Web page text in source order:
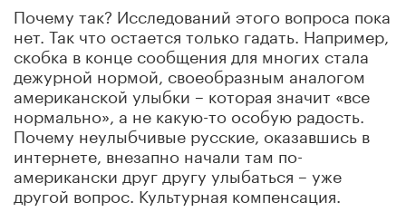
Почему так? Исследований этого вопроса пока
нет. Так что остается только гадать. Например,
скобка в конце сообщения для многих стала
дежурной нормой, своеобразным аналогом
американской улыбки – которая значит «все
нормально», а не какую-то особую радость.
Почему неулыбчивые русские, оказавшись в
интернете, внезапно начали там по-
американски друг другу улыбаться – уже
другой вопрос. Культурная компенсация.